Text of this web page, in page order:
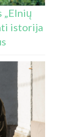
„Elnių
istorija